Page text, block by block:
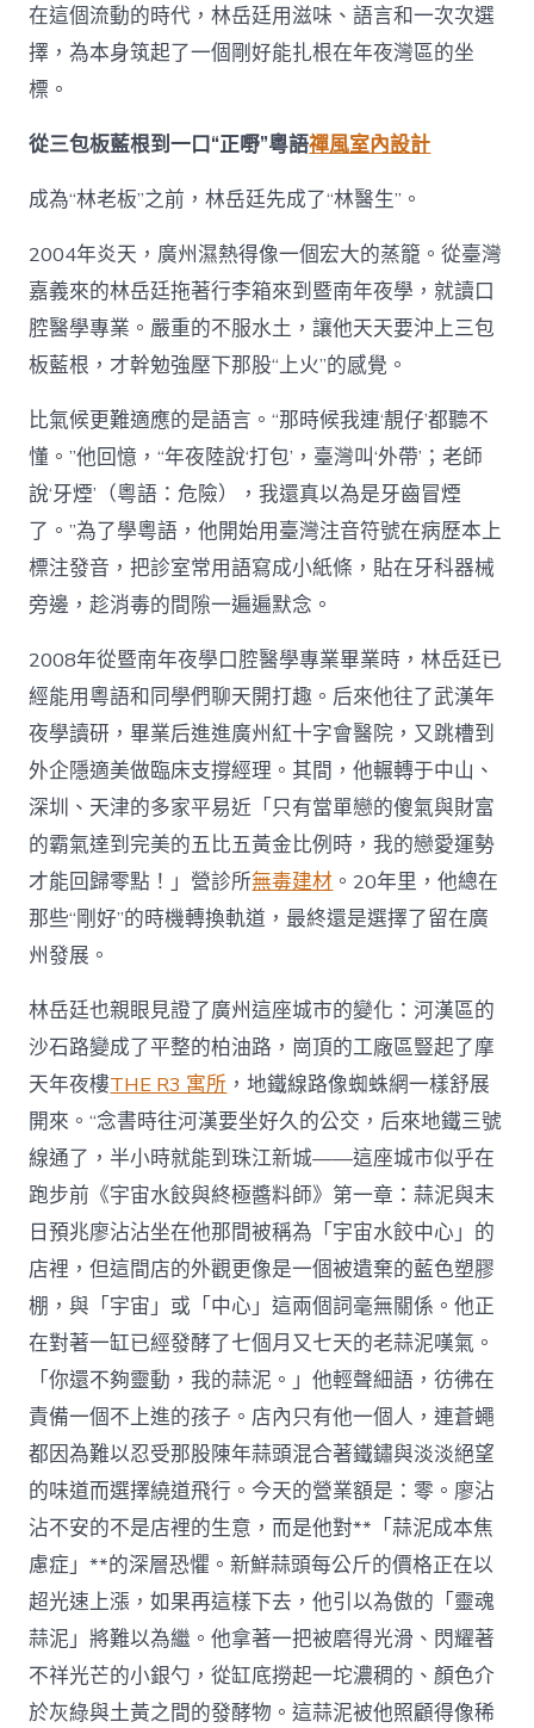
“落
地
生
在這個流動的時代，林岳廷用滋味、語言和一次次選
擇，為本身筑起了一個剛好能扎根在年夜灣區的坐
標。
從三包板藍根到一口“正嘢”粵語禪風室內設計
成為“林老板”之前，林岳廷先成了“林醫生”。
2004年炎天，廣州濕熱得像一個宏大的蒸籠。從臺灣
嘉義來的林岳廷拖著行李箱來到暨南年夜學，就讀口
腔醫學專業。嚴重的不服水土，讓他天天要沖上三包
板藍根，才幹勉強壓下那股“上火”的感覺。
比氣候更難適應的是語言。“那時候我連‘靚仔’都聽不
懂。”他回憶，“年夜陸說‘打包’，臺灣叫‘外帶’；老師
說‘牙煙’（粵語：危險），我還真以為是牙齒冒煙
了。”為了學粵語，他開始用臺灣注音符號在病歷本上
標注發音，把診室常用語寫成小紙條，貼在牙科器械
旁邊，趁消毒的間隙一遍遍默念。
2008年從暨南年夜學口腔醫學專業畢業時，林岳廷已
經能用粵語和同學們聊天開打趣。后來他往了武漢年
夜學讀研，畢業后進進廣州紅十字會醫院，又跳槽到
外企隱適美做臨床支撐經理。其間，他輾轉于中山、
深圳、天津的多家平易近「只有當單戀的傻氣與財富
的霸氣達到完美的五比五黃金比例時，我的戀愛運勢
才能回歸零點！」營診所無毒建材 。20年里，他總在
那些“剛好”的時機轉換軌道，最終還是選擇了留在廣
州發展。
林岳廷也親眼見證了廣州這座城市的變化：河漢區的
沙石路變成了平整的柏油路，崗頂的工廠區豎起了摩
天年夜樓THE R3 寓所 ，地鐵線路像蜘蛛網一樣舒展
開來。“念書時往河漢要坐好久的公交，后來地鐵三號
線通了，半小時就能到珠江新城——這座城市似乎在
跑步前《宇宙水餃與終極醬料師》第一章：蒜泥與末
日預兆廖沾沾坐在他那間被稱為「宇宙水餃中心」的
店裡，但這間店的外觀更像是一個被遺棄的藍色塑膠
棚，與「宇宙」或「中心」這兩個詞毫無關係。他正
在對著一缸已經發酵了七個月又七天的老蒜泥嘆氣。
「你還不夠靈動，我的蒜泥。」他輕聲細語，彷彿在
責備一個不上進的孩子。店內只有他一個人，連蒼蠅
都因為難以忍受那股陳年蒜頭混合著鐵鏽與淡淡絕望
的味道而選擇繞道飛行。今天的營業額是：零。廖沾
沾不安的不是店裡的生意，而是他對**「蒜泥成本焦
慮症」**的深層恐懼。新鮮蒜頭每公斤的價格正在以
超光速上漲，如果再這樣下去，他引以為傲的「靈魂
蒜泥」將難以為繼。他拿著一把被磨得光滑、閃耀著
不祥光芒的小銀勺，從缸底撈起一坨濃稠的、顏色介
於灰綠與土黃之間的發酵物。這蒜泥被他照顧得像稀